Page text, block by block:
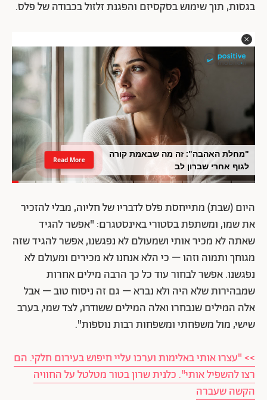
בגסות, תוך שימוש בסקסיזם והפגנת זלזול בכבודה של פלס.
"מחלת האהבה": זה מה שבאמת קורה
לגוף אחרי שברון לב
Read More
היום (שבת) מתייחסת פלס לדבריו של חליוה, מבלי להזכיר
את שמו, ומשתפת בסטורי באינסטגרם: "אפשר להגיד
שאתה לא מכיר אותי ושמעולם לא נפגשנו, אפשר להגיד שזה
מגוחך ותמוה וזהו – כי הלא אנחנו לא מכירים ומעולם לא
נפגשנו. אפשר לבחור עוד כל כך הרבה מילים אחרות
שמבהירות שלא היה ולא נברא – גם זה ניסוח טוב – אבל
אלה המילים שנבחרו ואלה המילים ששודרו, לצד שמי, בערב
שישי, מול משפחתי ומשפחות רבות נוספות".
>> "עצרו אותי באלימות וערכו עליי חיפוש בעירום חלקי. הם
רצו להשפיל אותי". כלנית שרון בטור מטלטל על החוויה
הקשה שעברה